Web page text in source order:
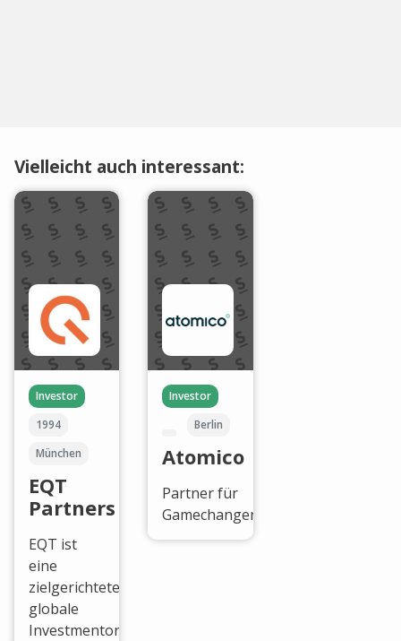
Vielleicht auch interessant:
Investor
1994
München
EQT
Partners
EQT ist
eine
zielgerichtete
globale
Investmentorganisation
Investor
Berlin
Atomico
Partner für
Gamechanger.